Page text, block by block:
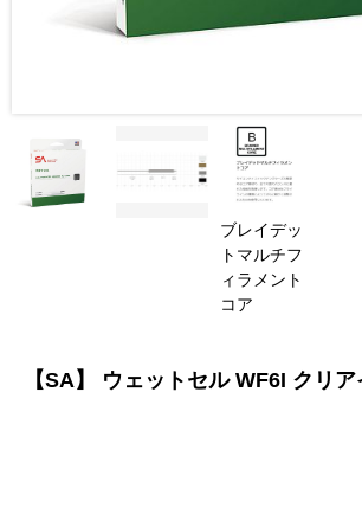
ブレイデッ
トマルチフ
ィラメント
コア
【SA】 ウェットセル WF6I クリ